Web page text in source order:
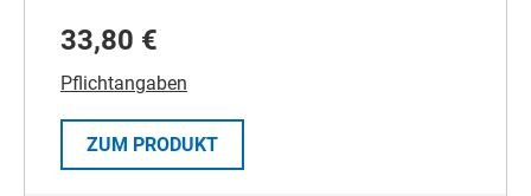
33,80 €
Pflichtangaben
ZUM PRODUKT